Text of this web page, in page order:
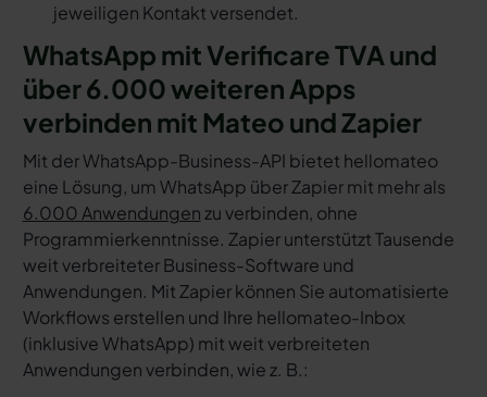
jeweiligen Kontakt versendet.
WhatsApp mit Verificare TVA und
über 6.000 weiteren Apps
verbinden mit Mateo und Zapier
Mit der WhatsApp-Business-API bietet hellomateo
eine Lösung, um WhatsApp über Zapier mit mehr als
6.000 Anwendungenzu verbinden, ohne
Programmierkenntnisse. Zapier unterstützt Tausende
weit verbreiteter Business-Software und
Anwendungen. Mit Zapier können Sie automatisierte
Workflows erstellen und Ihre hellomateo-Inbox
(inklusive WhatsApp) mit weit verbreiteten
Anwendungen verbinden, wie z. B.: